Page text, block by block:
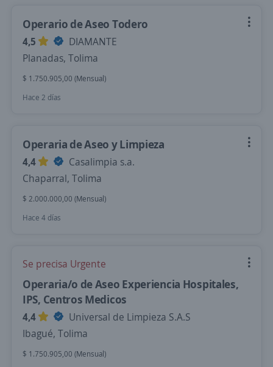
Operario de Aseo Todero
4,5
DIAMANTE
Planadas, Tolima
$ 1.750.905,00 (Mensual)
Hace 2 días
Operaria de Aseo y Limpieza
4,4
Casalimpia s.a.
Chaparral, Tolima
$ 2.000.000,00 (Mensual)
Hace 4 días
Se precisa Urgente
Operaria/o de Aseo Experiencia Hospitales,
IPS, Centros Medicos
4,4
Universal de Limpieza S.A.S
Ibagué, Tolima
$ 1.750.905,00 (Mensual)